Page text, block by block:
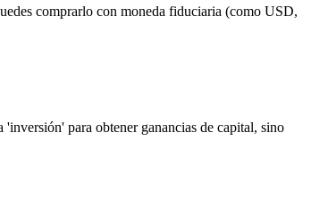
comprarlo con moneda fiduciaria (como USD,
para obtener ganancias de capital, sino